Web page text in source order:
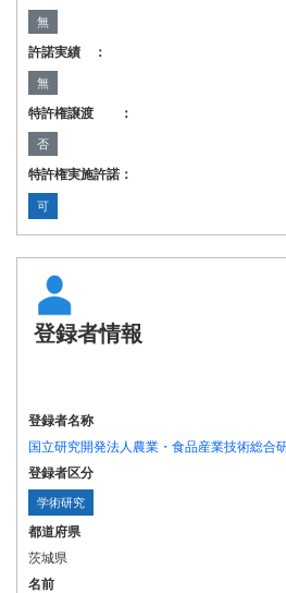
無
許諾実績 ：
無
特許権譲渡 ：
否
特許権実施許諾：
可
登録者情報
登録者名称
国立研究開発法人農業・食品産業技術総合
登録者区分
学術研究
都道府県
茨城県
名前